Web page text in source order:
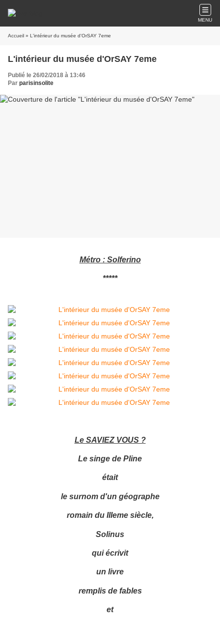
MENU
Accueil » L'intérieur du musée d'OrSAY 7eme
L'intérieur du musée d'OrSAY 7eme
Publié le 26/02/2018 à 13:46
Par parisinsolite
Métro : Solferino
*****
Le SAVIEZ VOUS ?
Le singe de Pline
était
le surnom d'un géographe
romain du IIIeme siècle,
Solinus
qui écrivit
un livre
remplis de fables
et